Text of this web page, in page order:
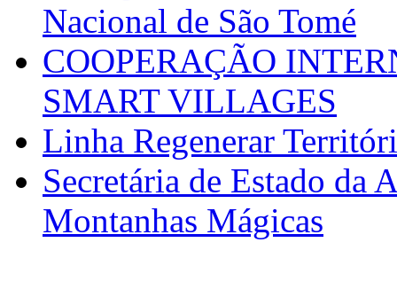
Nacional de São Tomé
COOPERAÇÃO
SMART VILLAGES
Linha Regenerar
Secretária de Estado da
Montanhas Mágicas